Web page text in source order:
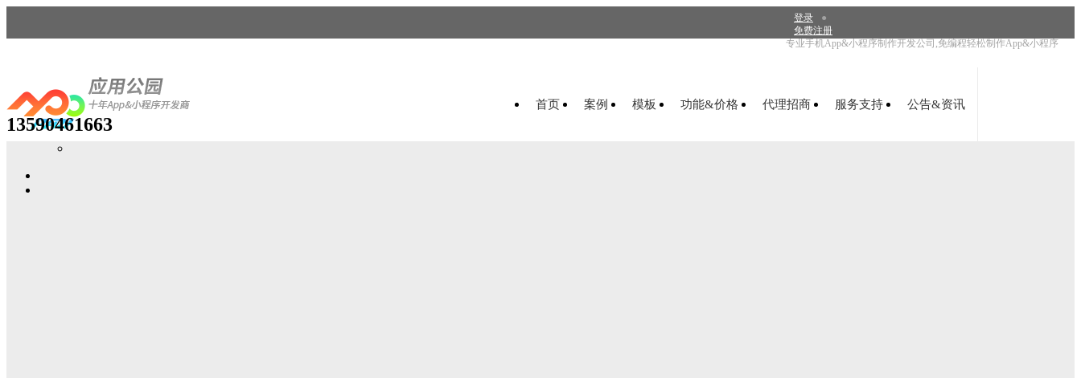
登录
●
免费注册
专业手机App&小程序制作开发公司,免编程轻松制作App&小程序
13590461663
首页 案例 模板 功能&价格 代理招商 服务支持 公告&资讯